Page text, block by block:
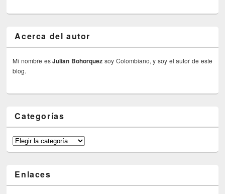
Acerca del autor
Mi nombre esJulian Bohorquez soy Colombiano, y soy el autor de este
blog.
Categorías
Categorías
Enlaces